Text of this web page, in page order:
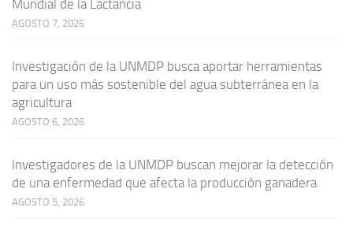
Mundial de la Lactancia
AGOSTO 7, 2026
Investigación de la UNMDP busca aportar herramientas
para un uso más sostenible del agua subterránea en la
agricultura
AGOSTO 6, 2026
Investigadores de la UNMDP buscan mejorar la detección
de una enfermedad que afecta la producción ganadera
AGOSTO 5, 2026